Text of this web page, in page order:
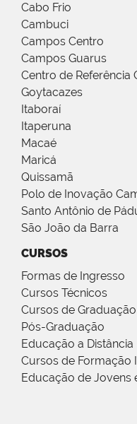
Cabo Frio
Cambuci
Campos Centro
Campos Guarus
Centro de Referência
Goytacazes
Itaboraí
Itaperuna
Macaé
Maricá
Quissamã
Polo de Inovação
Santo Antônio de
São João da Barra
CURSOS
Formas de Ingresso
Cursos Técnicos
Cursos de Graduação
Pós-Graduação
Educação a Distância
Cursos de Formação
Educação de Jovens